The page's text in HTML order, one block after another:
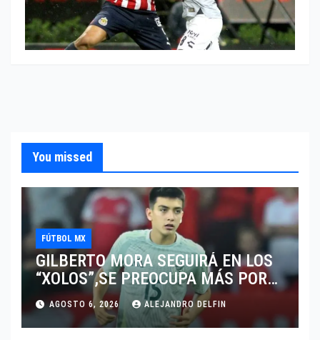
You missed
FÚTBOL MX
GILBERTO MORA SEGUIRÁ EN LOS
“XOLOS”,SE PREOCUPA MÁS POR
JUGAR EN SU EQUIPO.
AGOSTO 6, 2026 ALEJANDRO DELFIN